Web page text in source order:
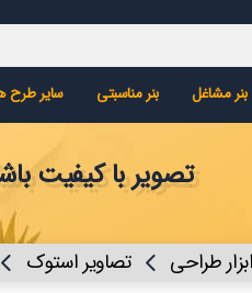
بنر مشاغل بنر مناسبتی سایر طرح
تصویر با کیفیت
ابزار طراحی تصاویر استوک